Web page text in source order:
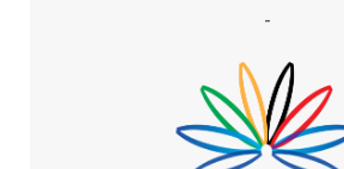
-